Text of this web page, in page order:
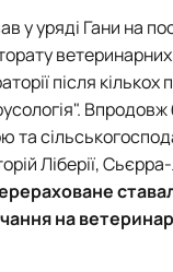
уряді Гани на
після
Ліберії,
на